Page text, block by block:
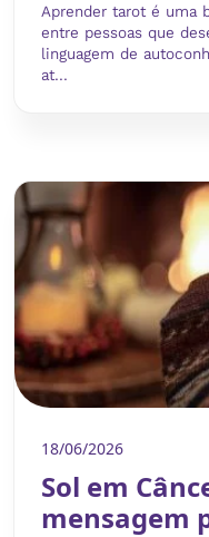
Aprender tarot é uma
entre pessoas que
linguagem de
at...
18/06/2026
Sol em
mensagem